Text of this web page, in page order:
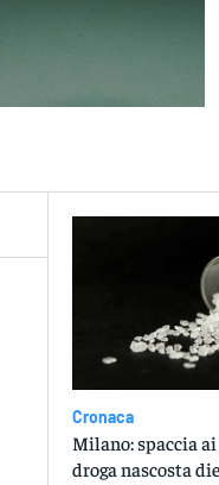
Cronaca
Milano: spaccia
droga nascosta